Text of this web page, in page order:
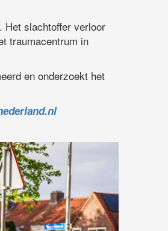
Het slachtoffer verloor
traumacentrum in
en onderzoekt het